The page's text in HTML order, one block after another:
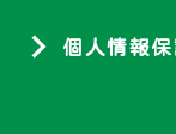
個人情報